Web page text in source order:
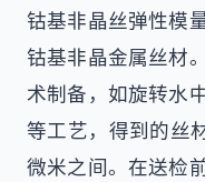
钴基非晶丝弹性模
钴基非晶金属丝材
术制备，如旋转水
等工艺，得到的丝
微米之间。在送检